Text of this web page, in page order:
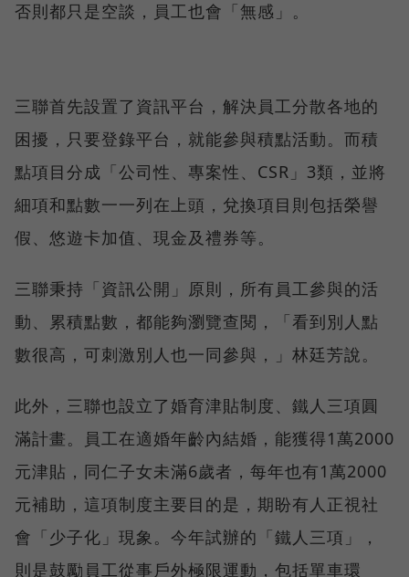
否則都只是空談，員工也會「無感」。
三聯首先設置了資訊平台，解決員工分散各地的
困擾，只要登錄平台，就能參與積點活動。而積
點項目分成「公司性、專案性、CSR」3類，並將
細項和點數一一列在上頭，兌換項目則包括榮譽
假、悠遊卡加值、現金及禮券等。
三聯秉持「資訊公開」原則，所有員工參與的活
動、累積點數，都能夠瀏覽查閱，「看到別人點
數很高，可刺激別人也一同參與，」林廷芳說。
此外，三聯也設立了婚育津貼制度、鐵人三項圓
滿計畫。員工在適婚年齡內結婚，能獲得1萬2000
元津貼，同仁子女未滿6歲者，每年也有1萬2000
元補助，這項制度主要目的是，期盼有人正視社
會「少子化」現象。今年試辦的「鐵人三項」，
則是鼓勵員工從事戶外極限運動，包括單車環